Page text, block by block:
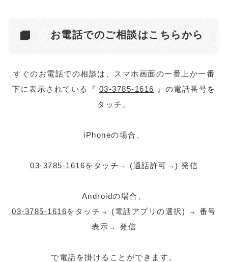
お電話でのご相談はこちらから
すぐのお電話での相談は、スマホ画面の一番上か一番
下に表示されている『 03-3785-1616
』の電話番号を
タッチ。
iPhoneの場合、
03-3785-1616をタッチ→ (通話許可→) 発信
Androidの場合、
03-3785-1616をタッチ→ (電話アプリの選択) → 番号
表示→ 発信
で電話を掛けることができます。